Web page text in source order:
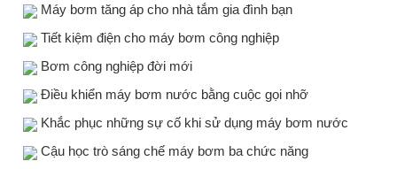
Máy bơm tăng áp cho nhà tắm gia đình bạn
Tiết kiệm điện cho máy bơm công nghiệp
Bơm công nghiệp đời mới
Điều khiển máy bơm nước bằng cuộc gọi nhỡ
Khắc phục những sự cố khi sử dụng máy bơm nước
Cậu học trò sáng chế máy bơm ba chức năng